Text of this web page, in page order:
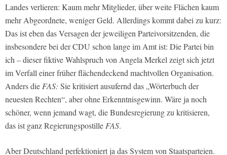
Landes verlieren: Kaum mehr Mitglieder, über weite Flächen kaum
mehr Abgeordnete, weniger Geld. Allerdings kommt dabei zu kurz:
Das ist eben das Versagen der jeweiligen Parteivorsitzenden, die
insbesondere bei der CDU schon lange im Amt ist: Die Partei bin
ich – dieser fiktive Wahlspruch von Angela Merkel zeigt sich jetzt
im Verfall einer früher flächendeckend machtvollen Organisation.
Anders dieFAS: Sie kritisiert ausufernd das „Wörterbuch der
neuesten Rechten“, aber ohne Erkenntnisgewinn. Wäre ja noch
schöner, wenn jemand wagt, die Bundesregierung zu kritisieren,
das ist ganz RegierungspostilleFAS.
Aber Deutschland perfektioniert ja das System von Staatsparteien.